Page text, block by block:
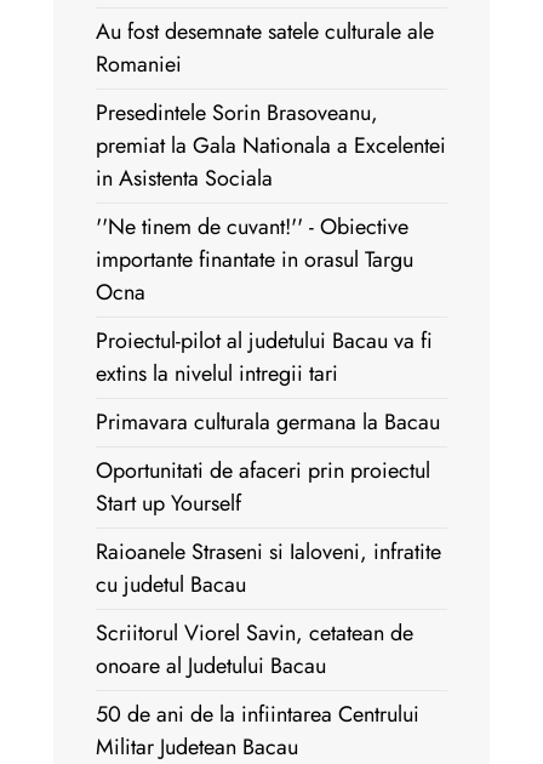
Au fost desemnate satele culturale ale
Romaniei
Presedintele Sorin Brasoveanu,
premiat la Gala Nationala a Excelentei
in Asistenta Sociala
''Ne tinem de cuvant!'' - Obiective
importante finantate in orasul Targu
Ocna
Proiectul-pilot al judetului Bacau va fi
extins la nivelul intregii tari
Primavara culturala germana la Bacau
Oportunitati de afaceri prin proiectul
Start up Yourself
Raioanele Straseni si Ialoveni, infratite
cu judetul Bacau
Scriitorul Viorel Savin, cetatean de
onoare al Judetului Bacau
50 de ani de la infiintarea Centrului
Militar Judetean Bacau